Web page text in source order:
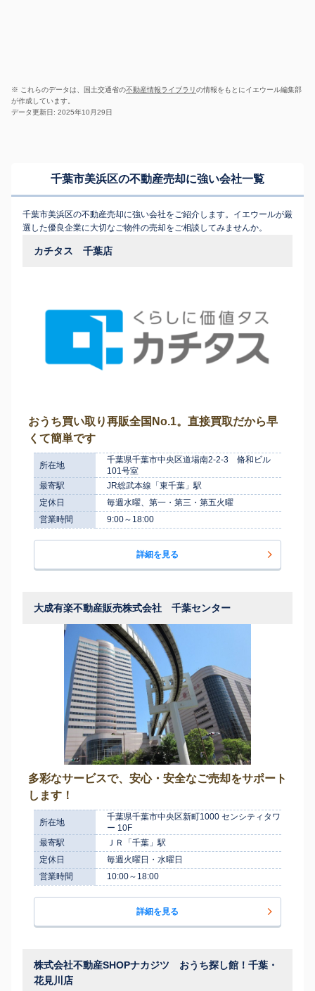
※ これらのデータは、国土交通省の不動産情報ライブラリの情報をもとにイエウール編集部
が作成しています。
データ更新日: 2025年10月29日
千葉市美浜区の不動産売却に強い会社一覧
千葉市美浜区の不動産売却に強い会社をご紹介します。イエウールが厳
選した優良企業に大切なご物件の売却をご相談してみませんか。
カチタス 千葉店
おうち買い取り再販全国No.1。直接買取だから早
くて簡単です
所在地
千葉県千葉市中央区道場南2-2-3 脩和ビル
101号室
最寄駅
JR総武本線「東千葉」駅
定休日
毎週水曜、第一・第三・第五火曜
営業時間
9:00～18:00
詳細を見る
大成有楽不動産販売株式会社 千葉センター
多彩なサービスで、安心・安全なご売却をサポート
します！
所在地
千葉県千葉市中央区新町1000 センシティタワ
ー 10F
最寄駅
ＪＲ「千葉」駅
定休日
毎週火曜日・水曜日
営業時間
10:00～18:00
詳細を見る
株式会社不動産SHOPナカジツ おうち探し館！千葉・
花見川店